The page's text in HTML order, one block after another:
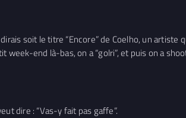
soit le titre “Encore” de Coelho, un artiste
week-end là-bas, on a “golri”, et puis on a
dire : “Vas-y fait pas gaffe”.